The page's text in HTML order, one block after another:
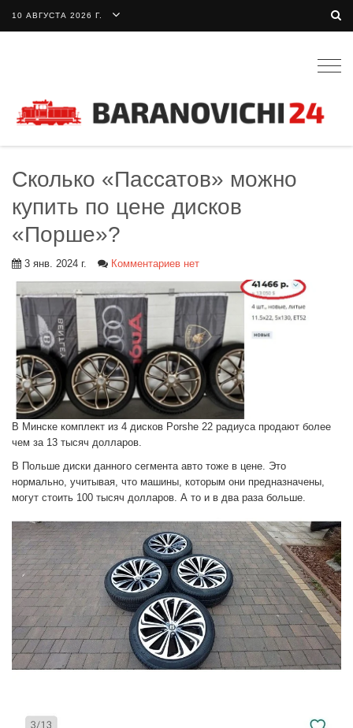
10 АВГУСТА 2026 Г.
Сколько «Пассатов» можно
купить по цене дисков
«Порше»?
3 янв. 2024 г. Комментариев нет
В Минске комплект из 4 дисков Porshe 22 радиуса продают более
чем за 13 тысяч долларов.
В Польше диски данного сегмента авто тоже в цене. Это
нормально, учитывая, что машины, которым они предназначены,
могут стоить 100 тысяч долларов. А то и в два раза больше.